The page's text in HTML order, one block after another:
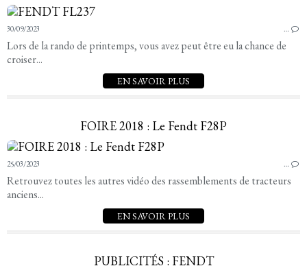
30/09/2023 …
Lors de la rando de printemps, vous avez peut être eu la chance de
croiser...
EN SAVOIR PLUS
FOIRE 2018 : Le Fendt F28P
25/03/2023 …
Retrouvez toutes les autres vidéo des rassemblements de tracteurs
anciens...
EN SAVOIR PLUS
PUBLICITÉS : FENDT